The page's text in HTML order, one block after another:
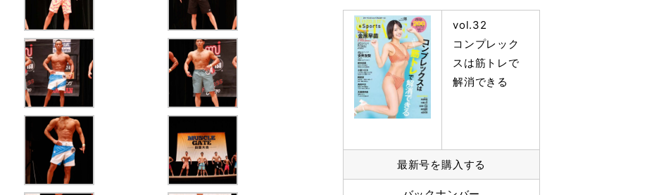
vol.32
コンプレック
スは筋トレで
解消できる
最新号を購入する